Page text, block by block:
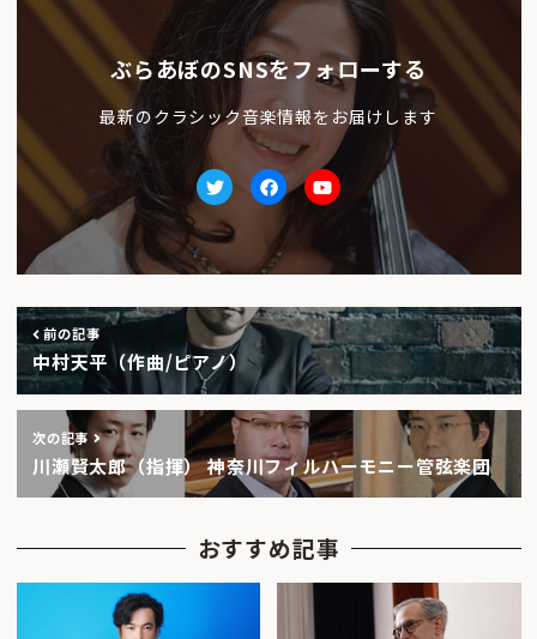
ぶらあぼのSNSをフォローする
最新のクラシック音楽情報をお届けします
TwitterfacebookYoutube
前の記事
中村天平（作曲/ピアノ）
次の記事
川瀬賢太郎（指揮） 神奈川フィルハーモニー管弦楽団
おすすめ記事